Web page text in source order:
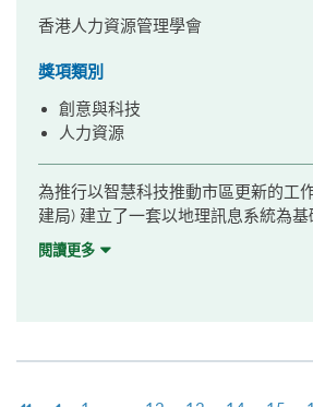
香港人力資源管理學會
獎項類別
創意與科技
人力資源
為推行以智慧科技推動市區更新的工
建局) 建立了一套以地理訊息系統為
訊系統」 (Urban Renewal
，並開展了機構以數據主導及培養資
人才。
閱讀更多